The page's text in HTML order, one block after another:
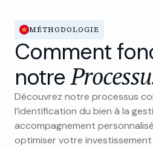
MÉTHODOLOGIE
Comment
notre
Découvrez notre processus
l’identification du bien à la
accompagnement
optimiser votre investissement